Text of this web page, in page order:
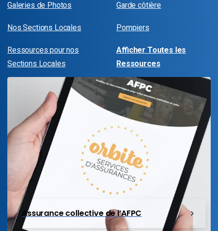
Galeries de Photos
Nos Sections Locales
Ressources pour nos
Sections Locales
Garde côtière
Pompiers
Afficher Toutes les
Ressources
Assurance collective de l’AFPC